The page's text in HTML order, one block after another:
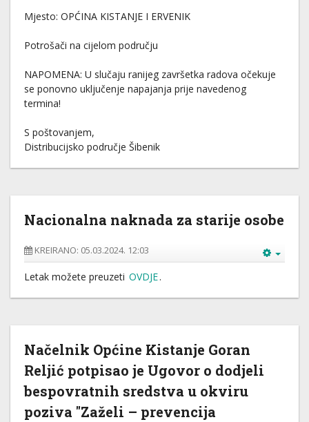
Mjesto: OPĆINA KISTANJE I ERVENIK
Potrošači na cijelom području
NAPOMENA: U slučaju ranijeg završetka radova očekuje
se ponovno uključenje napajanja prije navedenog
termina!
S poštovanjem,
Distribucijsko područje Šibenik
Nacionalna naknada za starije osobe
KREIRANO: 05.03.2024. 12:03
Letak možete preuzeti OVDJE.
Načelnik Općine Kistanje Goran
Reljić potpisao je Ugovor o dodjeli
bespovratnih sredstva u okviru
poziva "Zaželi – prevencija